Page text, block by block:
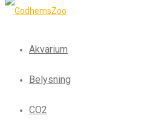
Akvarium
Belysning
CO2